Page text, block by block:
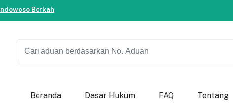
Yuk, bersama-sama berkontribusi untuk kemajuan bondowoso.
Berkah
Beranda Dasar Hukum FAQ Tentang